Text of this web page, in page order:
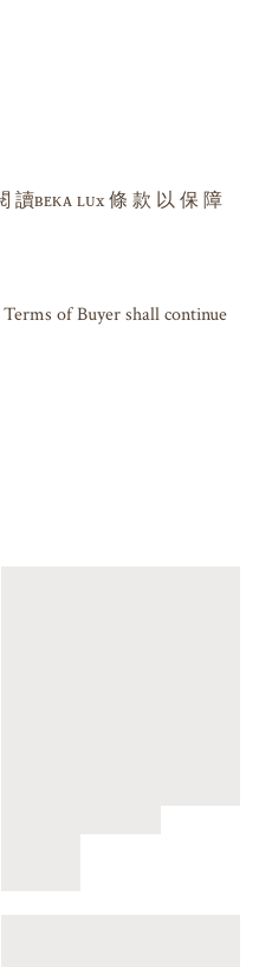
讀ʙᴇᴋᴀ ʟᴜx 條 款 以 保 障
of Buyer shall continue